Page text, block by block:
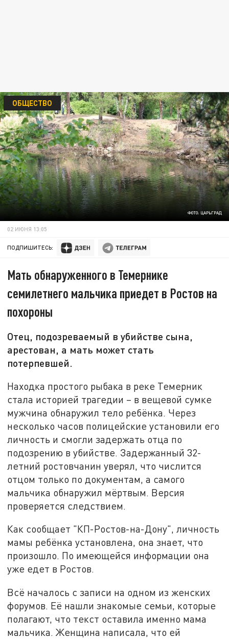
ФОТО: ЦАРЬГРАД
ОБЩЕСТВО
02 ИЮНЯ 13:05
ПОДПИШИТЕСЬ:
Мать обнаруженного в Темернике
семилетнего мальчика приедет в Ростов на
похороны
Отец, подозреваемый в убийстве сына,
арестован, а мать может стать
потерпевшей.
Находка простого рыбака в реке Темерник
стала историей трагедии – в вещевой сумке
мужчина обнаружил тело ребёнка. Через
несколько часов полицейские установили его
личность и смогли задержать отца по
подозрению в убийстве. Задержанный 32-
летний ростовчанин уверял, что числится
отцом только по документам, а самого
мальчика обнаружил мёртвым. Версия
проверяется следствием.
Как сообщает "КП-Ростов-на-Дону", личность
мамы ребёнка установлена, она знает, что
произошло. По имеющейся информации она
уже едет в Ростов.
Всё началось с записи на одном из женских
форумов. Её нашли знакомые семьи, которые
полагают, что текст оставила именно мама
мальчика. Женщина написала, что ей